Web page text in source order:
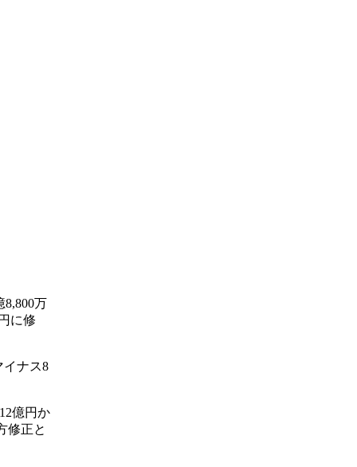
万
に修
イナス8
億円か
修正と